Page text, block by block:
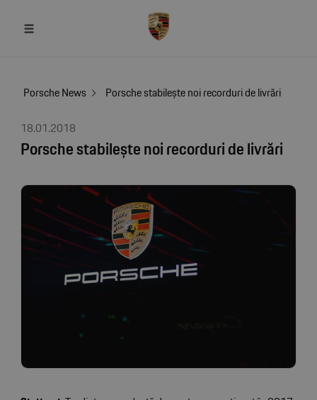
Porsche News
Porsche stabilește noi recorduri de livrări
18.01.2018
Porsche stabilește noi recorduri de livrări